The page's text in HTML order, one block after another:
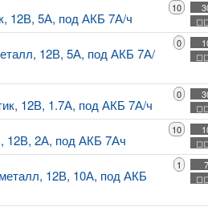
12В, 5А, под АКБ 7А/ч
10
12В, 5А, под АКБ 7А/
0
12В, 1.7А, под АКБ 7А/ч
0
12В, 2А, под АКБ 7Ач
10
12В, 10А, под АКБ
1
7